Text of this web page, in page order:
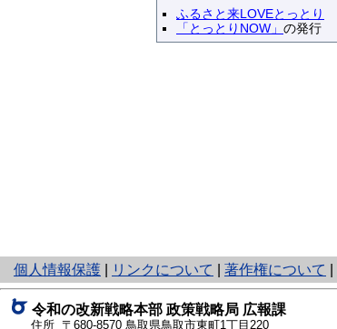
ふるさと来LOVEとっとり
「とっとりNOW」 の発行
個人情報保護
と
り
ネ
ッ
リンクについて 著作権について
令和の改新戦略本部 政策戦略局 広報課
住所 〒680-8570 鳥取県鳥取市東町1丁目220